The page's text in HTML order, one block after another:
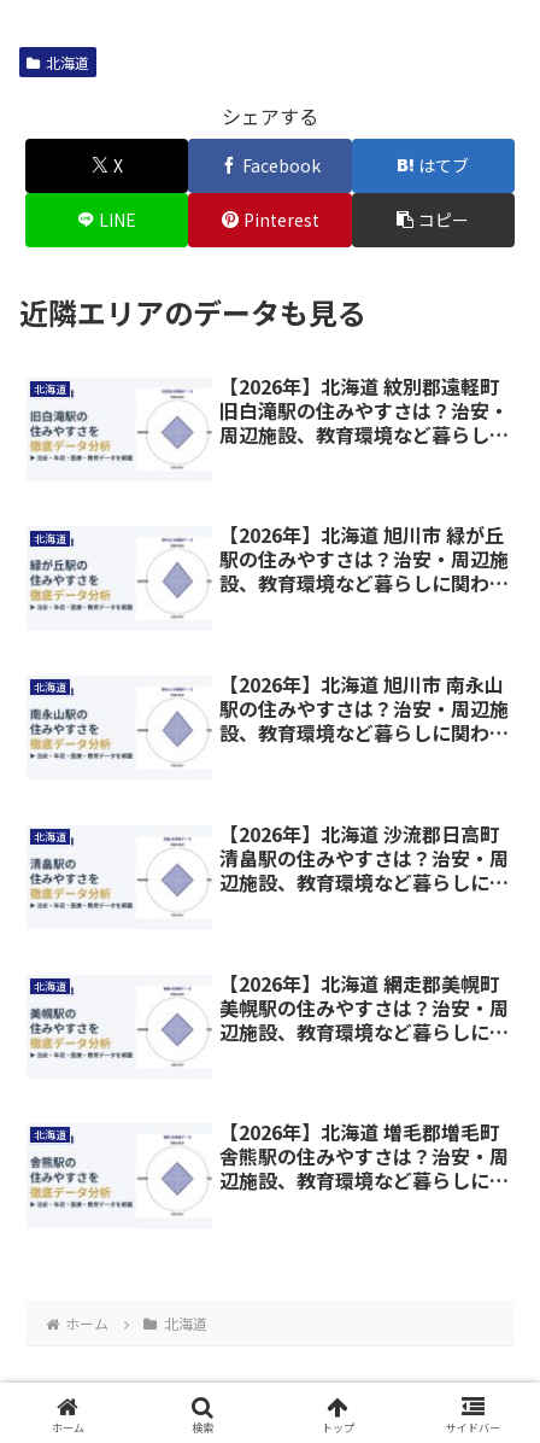
北海道
シェアする
X Facebook はてブ
LINE Pinterest コピー
近隣エリアのデータも見る
北海道
【2026年】北海道 紋別郡遠軽町
旧白滝駅の住みやすさは？治安・
周辺施設、教育環境など暮らしに
北海道
【2026年】北海道 旭川市 緑が丘
駅の住みやすさは？治安・周辺施
設、教育環境など暮らしに関わる
北海道
【2026年】北海道 旭川市 南永山
駅の住みやすさは？治安・周辺施
設、教育環境など暮らしに関わる
北海道
【2026年】北海道 沙流郡日高町
清畠駅の住みやすさは？治安・周
辺施設、教育環境など暮らしに関
北海道
【2026年】北海道 網走郡美幌町
美幌駅の住みやすさは？治安・周
辺施設、教育環境など暮らしに関
北海道
【2026年】北海道 増毛郡増毛町
舎熊駅の住みやすさは？治安・周
辺施設、教育環境など暮らしに関
ホーム 北海道
ホーム 検索 トップ サイドバー